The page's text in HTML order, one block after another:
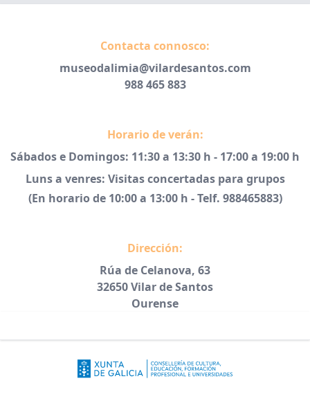
Contacta connosco:
museodalimia@vilardesantos.com
988 465 883
Horario de verán:
Sábados e Domingos: 11:30 a 13:30 h - 17:00 a 19:00 h
Luns a venres: Visitas concertadas para grupos
(En horario de 10:00 a 13:00 h - Telf. 988465883)
Dirección:
Rúa de Celanova, 63
32650 Vilar de Santos
Ourense